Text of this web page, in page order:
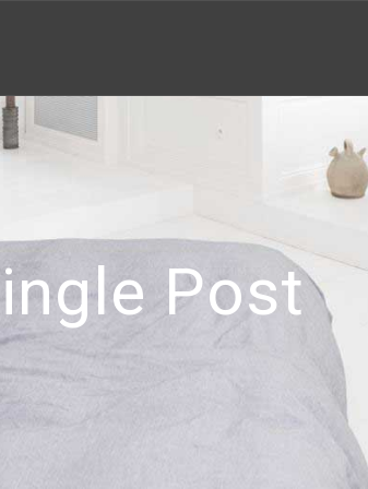
Post